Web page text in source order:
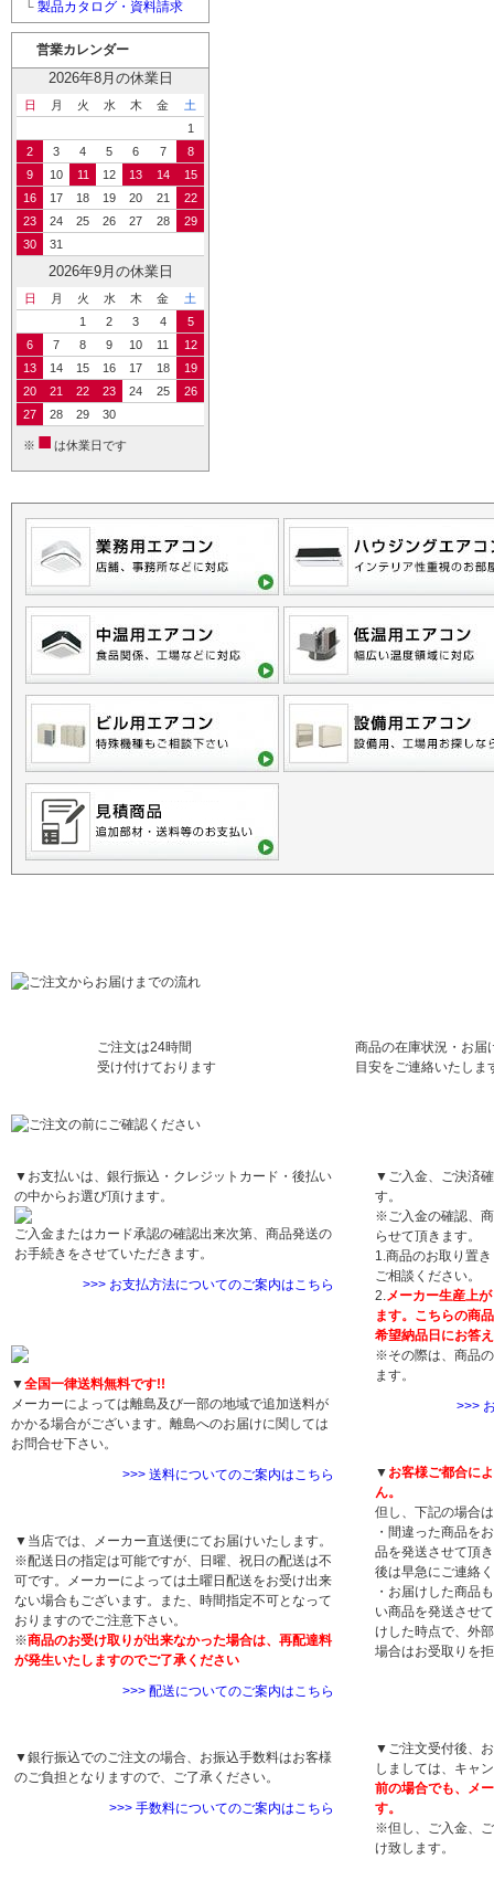
└ 製品カタログ・資料請求
営業カレンダー
2026年8月の休業日
日 月 火 水 木 金
土
1
2
3 4 5 6 7
8
9
10 11 12 13 14
15
16
17 18 19 20 21
22
23
24 25 26 27 28
29
30
31
2026年9月の休業日
日 月 火 水 木 金
土
1
2 3 4
5
6
7 8 9 10 11
12
13
14 15 16 17 18
19
20
21 22 23 24 25
26
27
28 29 30
※ ■ は休業日です
ご注文は24時間
受け付けております
商品の在庫状況・お届
目安をご連絡いたしま
▼お支払いは、銀行振込・クレジットカード・後払い
の中からお選び頂けます。
ご入金またはカード承認の確認出来次第、商品発送の
お手続きをさせていただきます。
>>> お支払方法についてのご案内はこちら
▼全国一律送料無料です!!
メーカーによっては離島及び一部の地域で追加送料が
かかる場合がございます。離島へのお届けに関しては
お問合せ下さい。
>>> 送料についてのご案内はこちら
▼当店では、メーカー直送便にてお届けいたします。
※配送日の指定は可能ですが、日曜、祝日の配送は不
可です。メーカーによっては土曜日配送をお受け出来
ない場合もございます。また、時間指定不可となって
おりますのでご注意下さい。
※商品のお受け取りが出来なかった場合は、再配達料
が発生いたしますのでご了承ください
>>> 配送についてのご案内はこちら
▼銀行振込でのご注文の場合、お振込手数料はお客様
のご負担となりますので、ご了承ください。
>>> 手数料についてのご案内はこちら
▼ご入金、ご決済
す。
※ご入金の確認、
らせて頂きます。
1.商品のお取り置
ご相談ください。
2.メーカー生産上
ます。こちらの商
希望納品日にお答
※その際は、商品
ます。
>>>
▼ お客様ご都合に
ん。
但し、下記の場合
・間違った商品を
品を発送させて頂
後は早急にご連絡
・お届けした商品
い商品を発送させ
けした時点で、外
場合はお受取りを
▼ご注文受付後、
しましては、キャ
前の場合でも、メ
す。
※但し、ご入金、
け致します。